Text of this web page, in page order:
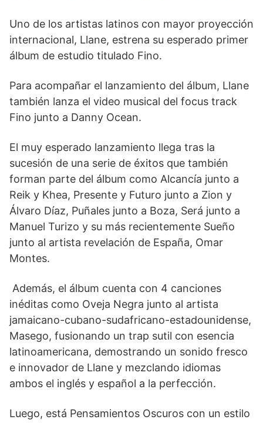
Uno de los artistas latinos con mayor proyección
internacional, Llane, estrena su esperado primer
álbum de estudio titulado Fino.
Para acompañar el lanzamiento del álbum, Llane
también lanza el video musical del focus track
Fino junto a Danny Ocean.
El muy esperado lanzamiento llega tras la
sucesión de una serie de éxitos que también
forman parte del álbum como Alcancía junto a
Reik y Khea, Presente y Futuro junto a Zion y
Álvaro Díaz, Puñales junto a Boza, Será junto a
Manuel Turizo y su más recientemente Sueño
junto al artista revelación de España, Omar
Montes.
Además, el álbum cuenta con 4 canciones
inéditas como Oveja Negra junto al artista
jamaicano-cubano-sudafricano-estadounidense,
Masego, fusionando un trap sutil con esencia
latinoamericana, demostrando un sonido fresco
e innovador de Llane y mezclando idiomas
ambos el inglés y español a la perfección.
Luego, está Pensamientos Oscuros con un estilo